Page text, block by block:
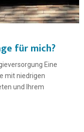
für mich?
Eine
mit niedrigen
und Ihrem